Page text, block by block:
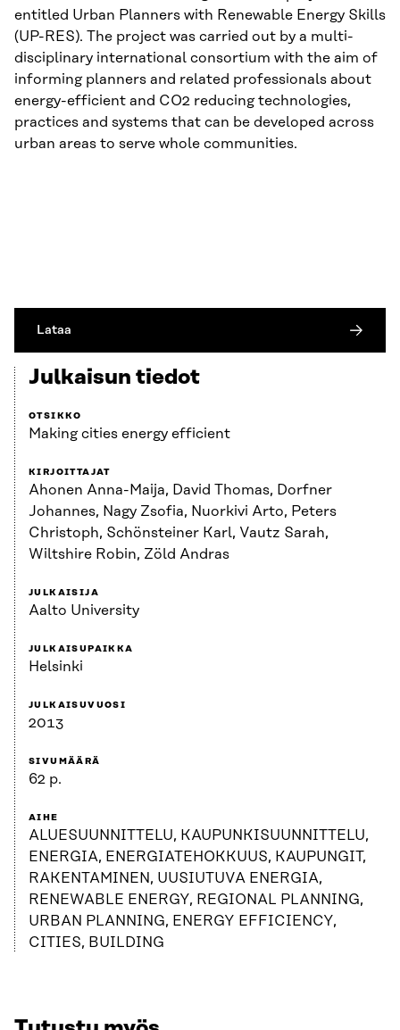
entitled Urban Planners with Renewable Energy Skills
(UP-RES). The project was carried out by a multi-
disciplinary international consortium with the aim of
informing planners and related professionals about
energy-efficient and CO2 reducing technologies,
practices and systems that can be developed across
urban areas to serve whole communities.
Lataa
Julkaisun tiedot
OTSIKKO
Making cities energy efficient
KIRJOITTAJAT
Ahonen Anna-Maija, David Thomas, Dorfner
Johannes, Nagy Zsofia, Nuorkivi Arto, Peters
Christoph, Schönsteiner Karl, Vautz Sarah,
Wiltshire Robin, Zöld Andras
JULKAISIJA
Aalto University
JULKAISUPAIKKA
Helsinki
JULKAISUVUOSI
2013
SIVUMÄÄRÄ
62 p.
AIHE
ALUESUUNNITTELU, KAUPUNKISUUNNITTELU,
ENERGIA, ENERGIATEHOKKUUS, KAUPUNGIT,
RAKENTAMINEN, UUSIUTUVA ENERGIA,
RENEWABLE ENERGY, REGIONAL PLANNING,
URBAN PLANNING, ENERGY EFFICIENCY,
CITIES, BUILDING